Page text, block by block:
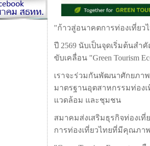
"ก้าวสู่อนาคตการท่องเที่ย
ปี 2569 นับเป็นจุดเริ่มต้นส
ขับเคลื่อน "Green Tourism
เราจะร่วมกันพัฒนาศักยภา
มาตรฐานอุตสาหกรรมท่องเ
แวดล้อม และชุมชน
สมาคมส่งเสริมธุรกิจท่องเ
การท่องเที่ยวไทยที่มีคุณภา